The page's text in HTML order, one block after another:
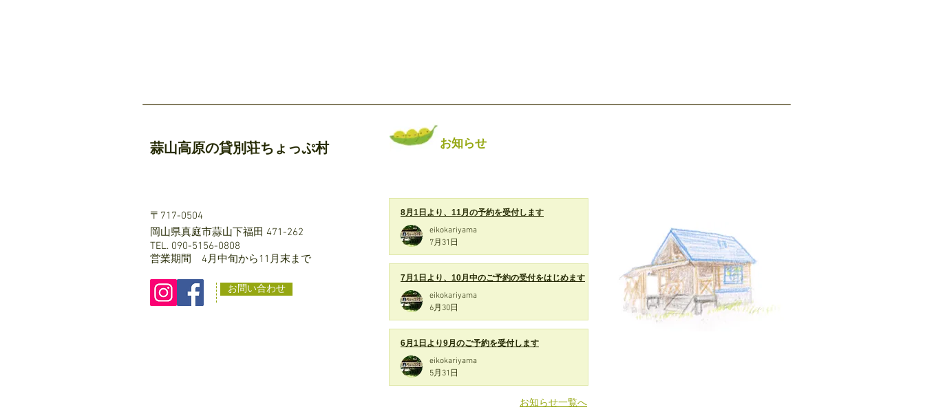
蒜山高原の貸別荘ちょっぷ村 お知らせ
〒717-0504
岡山県真庭市蒜山下福田 471-262
TEL. 090-5156-0808
営業期間 4月中旬から11月末まで
お問い合わせ
8月1日より、11月の予約を受付します
eikokariyama
7月31日
7月1日より、10月中のご予約の受付をはじめます
eikokariyama
6月30日
6月1日より9月のご予約を受付します
eikokariyama
5月31日
お知らせ一覧へ